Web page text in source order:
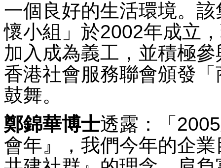
一個良好的生活環境。
懷小組」於2002年成立
加入成為義工，並積極
香港社會服務聯會頒發
鼓舞。
鄭錦華博士透露：「
會年』，我們今年的企